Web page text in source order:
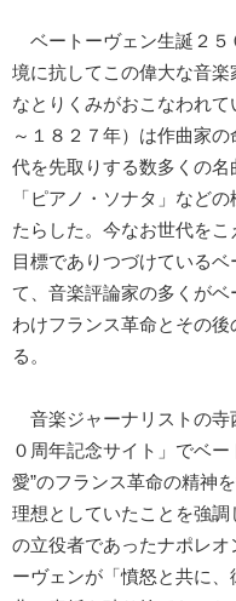
ベートーヴェン生誕２５
境に抗してこの偉大な音
なとりくみがおこなわれ
～１８２７年）は作曲家
代を先取りする数多くの名
「ピアノ・ソナタ」など
たらした。今なお世代を
目標でありつづけている
て、音楽評論家の多くが
わけフランス革命とその
る。
音楽ジャーナリストの寺
０周年記念サイト」でベ
愛”のフランス革命の精神
理想としていたことを強
の立役者であったナポレ
ーヴェンが「憤怒と共に